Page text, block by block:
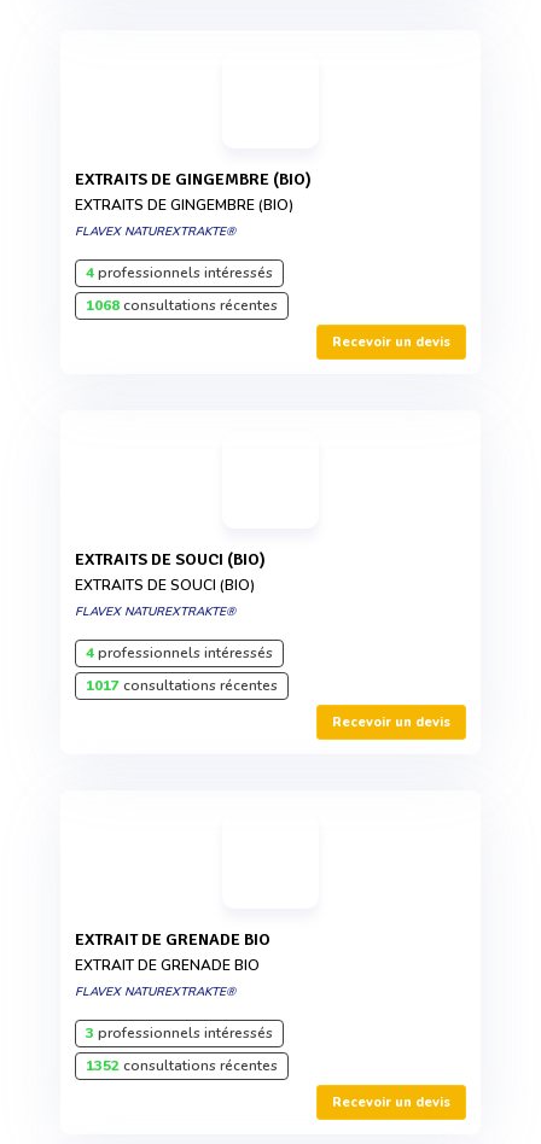
EXTRAITS DE GINGEMBRE (BIO)
EXTRAITS DE GINGEMBRE (BIO)
FLAVEX NATUREXTRAKTE®
4professionnels intéressés
1068consultations récentes
Recevoir un devis
EXTRAITS DE SOUCI (BIO)
EXTRAITS DE SOUCI (BIO)
FLAVEX NATUREXTRAKTE®
4professionnels intéressés
1017consultations récentes
Recevoir un devis
EXTRAIT DE GRENADE BIO
EXTRAIT DE GRENADE BIO
FLAVEX NATUREXTRAKTE®
3 professionnels intéressés
1352consultations récentes
Recevoir un devis